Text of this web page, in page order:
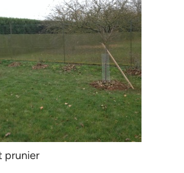
prunier